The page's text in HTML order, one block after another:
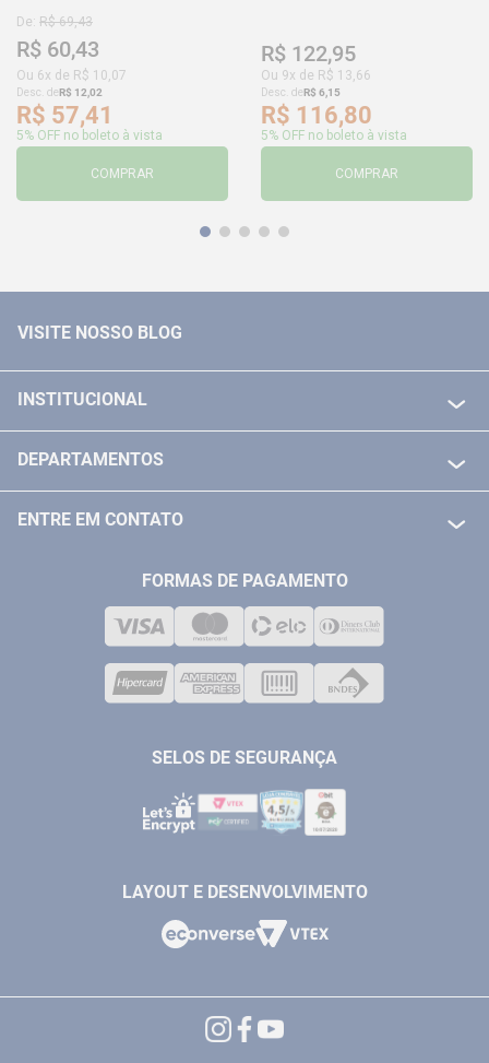
De: R$ 69,43
R$ 60,43
Ou 6x de R$ 10,07
Desc. deR$ 12,02
R$ 57,41
5% OFF no boleto à vista
COMPRAR
R$ 122,95
Ou 9x de R$ 13,66
Desc. deR$ 6,15
R$ 116,80
5% OFF no boleto à vista
COMPRAR
VISITE NOSSO BLOG
INSTITUCIONAL
POLITICA DE TROCA E DEVOLUÇÃO
DEPARTAMENTOS
COMPRESSORES
ENTRE EM CONTATO
VENDAS ONLINE@ANTFERRAMENTAS.COM.BR
SAC@ANTFERRAMENTAS.COM.BR
FORMAS DE PAGAMENTO
SELOS DE SEGURANÇA
LAYOUT E DESENVOLVIMENTO